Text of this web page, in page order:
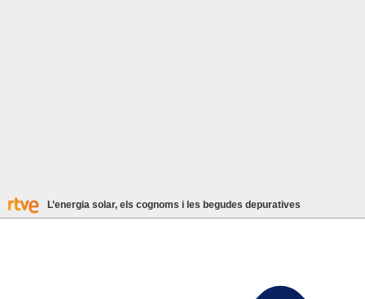
L’energia solar, els cognoms i les begudes depuratives